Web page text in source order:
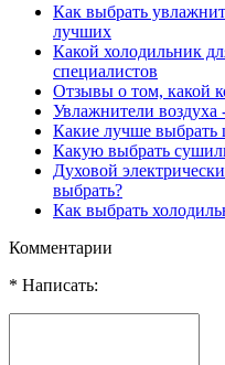
Как выбрать
лучших
Какой холодильник
специалистов
Отзывы о том, какой
Увлажнители
Какие лучше выбрать
Какую выбрать
Духовой
выбрать?
Как выбрать
Комментарии
* Написать: